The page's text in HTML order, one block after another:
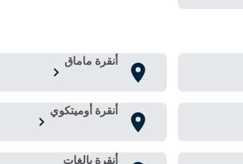
أنقرة ماماق
أنقرة أوميتكوي
أنقرة بالغات